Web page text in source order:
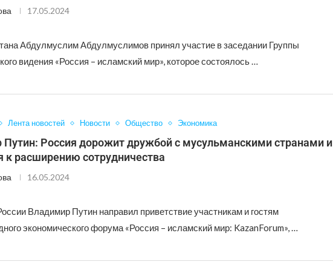
17.05.2024
Абдулмуслим Абдулмуслимов принял участие в заседании Группы
видения «Россия – исламский мир», которое состоялось …
Лента новостей Новости Общество Экономика
Россия дорожит дружбой с мусульманскими странами и
к расширению сотрудничества
16.05.2024
Владимир Путин направил приветствие участникам и гостям
экономического форума «Россия – исламский мир: KazanForum», …